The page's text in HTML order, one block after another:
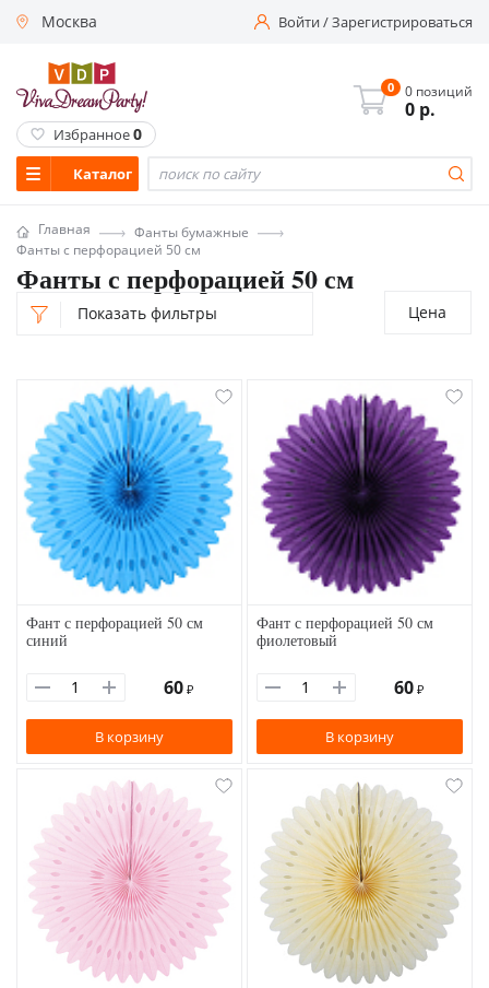
Москва Войти/Зарегистрироваться
Каталог
0 0 позиций
0 р.
Избранное0
Главная
Фанты бумажные
Фанты с перфорацией 50 см
Фанты с перфорацией 50 см
Показать фильтры Цена
Фант с перфорацией 50 см
синий
60 ₽
В корзину
Фант с перфорацией 50 см
фиолетовый
60 ₽
В корзину